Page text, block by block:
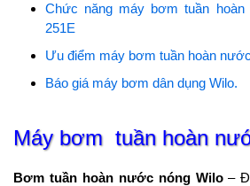
Chức năng máy bơm tuần
251E
Ưu điểm máy bơm tuần hoàn
Báo giá máy bơm dân dụng Wilo.
Máy bơm tuần hoàn
Bơm tuần hoàn nước nóng Wilo–